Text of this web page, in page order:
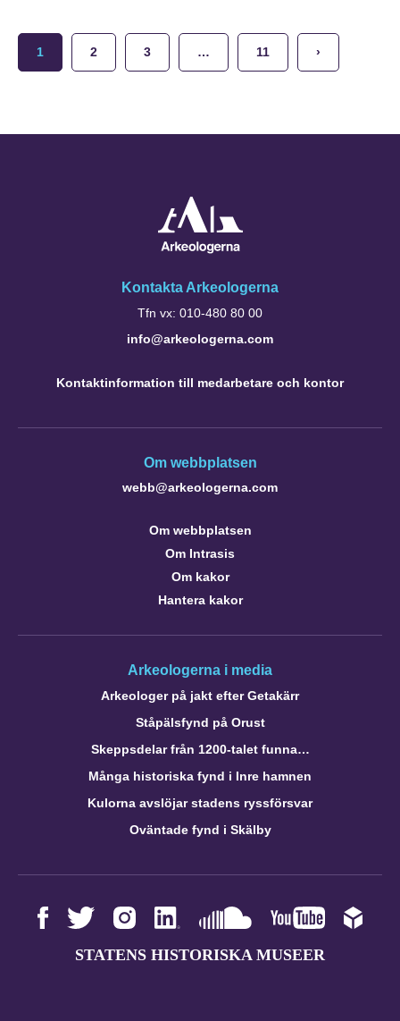
1 2 3 … 11 ›
Kontakta Arkeologerna
Tfn vx: 010-480 80 00
info@arkeologerna.com
Kontaktinformation till medarbetare och kontor
Om webbplatsen
webb@arkeologerna.com
Om webbplatsen
Om Intrasis
Om kakor
Hantera kakor
Arkeologerna i media
Arkeologer på jakt efter Getakärr
Ståpälsfynd på Orust
Skeppsdelar från 1200-talet funna…
Många historiska fynd i Inre hamnen
Kulorna avslöjar stadens ryssförsvar
Oväntade fynd i Skälby
STATENS HISTORISKA MUSEER